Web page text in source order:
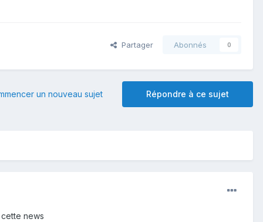
Partager Abonnés 0
Répondre à ce sujet
un nouveau sujet
news